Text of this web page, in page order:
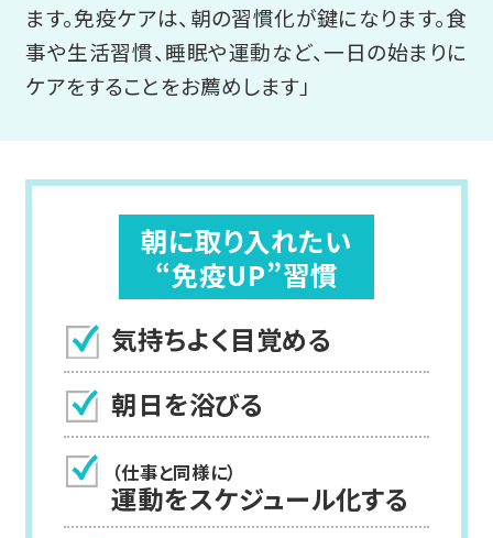
ます。免疫ケアは、朝の習慣化が鍵になります。食
事や生活習慣、睡眠や運動など、一日の始まりに
ケアをすることをお薦めします」
朝に取り入れたい
“免疫UP”習慣
気持ちよく目覚める
朝日を浴びる
（仕事と同様に）
運動をスケジュール化する